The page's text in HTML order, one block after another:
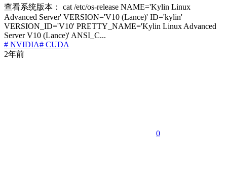
查看系统版本： cat /etc/os-release NAME='Kylin Linux
Advanced Server' VERSION='V10 (Lance)' ID='kylin'
VERSION_ID='V10' PRETTY_NAME='Kylin Linux Advanced
Server V10 (Lance)' ANSI_C...
# NVIDIA# CUDA
2年前
0